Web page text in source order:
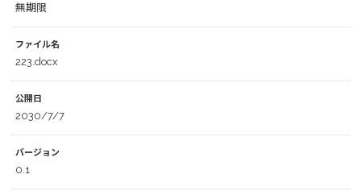
無期限
ファイル名
223.docx
公開日
2030/7/7
バージョン
0.1